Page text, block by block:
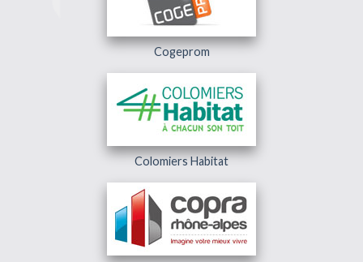
Cogeprom
Colomiers Habitat